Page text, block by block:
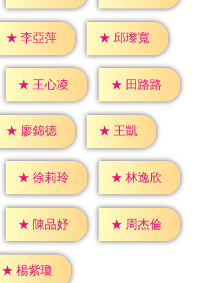
★ 李亞萍 ★ 邱瓈寬
★ 王心凌 ★ 田路路
★ 廖錦德 ★ 王凱
★ 徐莉玲 ★ 林逸欣
★ 陳品妤 ★ 周杰倫
★ 楊紫瓊